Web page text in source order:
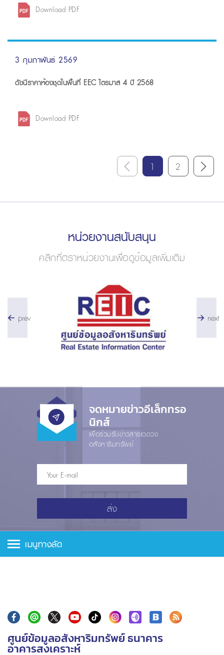
Download PDF
3 กุมภาพันธ์ 2569
ดัชนีราคาห้องชุดในพื้นที่ EEC ไตรมาส 4 ปี 2568
Download PDF
1 2
หน่วยงานสนับสนุน
คลิกที่ตราหน่วยงานเพื่อดูข้อมูลเพิ่มเติม
prev next
จดหมายข่าวอีเล็กทรอ
นิกส์
เพื่อร่วมรับข่าวสารแวดวง
อสังหาริมทรัพย์
ส่ง
เมนูทางลัด
ศูนย์ข้อมูลอสังหาริมทรัพย์ ธนาคาร
อาคารสงเคราะห์